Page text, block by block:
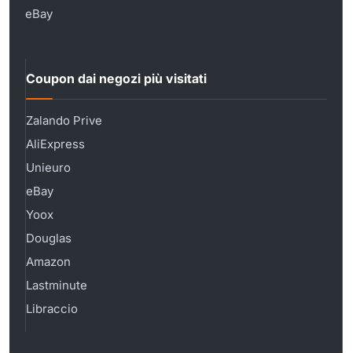
eBay
Coupon dai negozi più visitati
Zalando Prive
AliExpress
Unieuro
eBay
Yoox
Douglas
Amazon
Lastminute
Libraccio